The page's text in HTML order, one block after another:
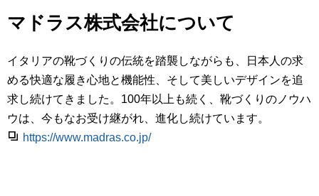
マドラス株式会社について
イタリアの靴づくりの伝統を踏襲しながらも、日本人の求
める快適な履き心地と機能性、そして美しいデザインを追
求し続けてきました。100年以上も続く、靴づくりのノウハ
ウは、今もなお受け継がれ、進化し続けています。
https://www.madras.co.jp/